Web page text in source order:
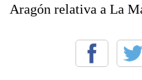
Aragón relativa a La